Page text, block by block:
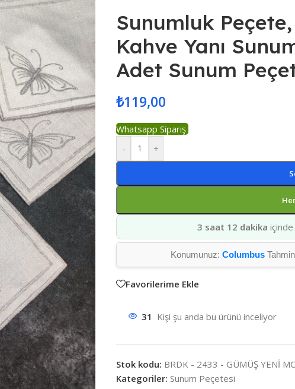
Sunumluk
Kahve Yanı
Adet Sunum
₺119,00
Whatsapp Sipariş
-
+
3 saat 12 dakika
Konumunuz: Columbus
Favorilerime Ekle
31 Kişi şu anda bu ürünü inceliyor
Stok kodu: BRDK - 2433 - GÜMÜŞ YENİ
Kategoriler: Sunum Peçetesi